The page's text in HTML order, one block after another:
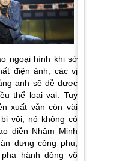
ngoại hình khi sở
điện ảnh, các vị
anh sẽ dễ được
thể loại vai. Tuy
xuất vẫn còn vài
vội, nó không có
diễn Nhâm Minh
dựng công phu,
hành động võ